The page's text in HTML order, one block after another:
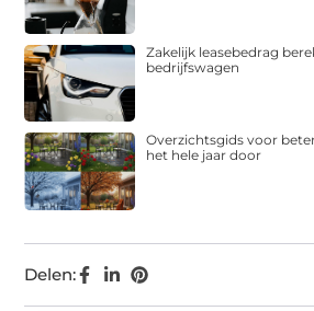
Delen:
Zakelijk leasebedrag
bedrijfswagen
Overzichtsgids voor
het hele jaar door